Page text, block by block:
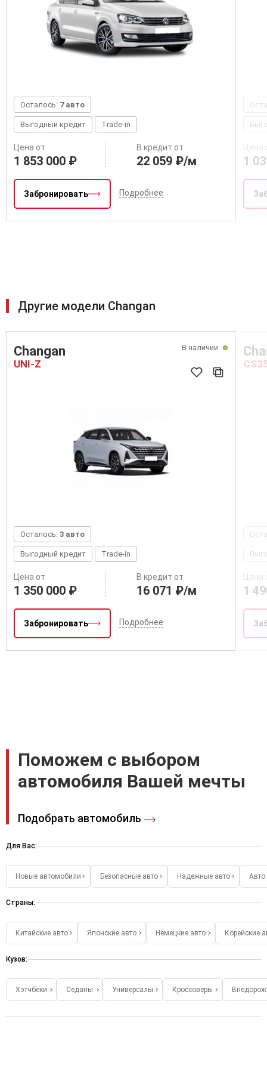
Осталось: 7 авто
Выгодный кредит Trade-in
Цена от
1 853 000 ₽
В кредит от
22 059 ₽/м
Забронировать Подробнее
Цена
1
Другие модели Changan
В наличии
Changan
UNI-Z
Осталось: 3 авто
Выгодный кредит Trade-in
Цена от
1 350 000 ₽
В кредит от
16 071 ₽/м
Забронировать Подробнее
Цена
1
Поможем с выбором
автомобиля Вашей мечты
Подобрать автомобиль
Для Вас:
Новые автомобили Безопасные авто Надежные авто
Страны:
Китайские авто Японские авто Немецкие авто Корейские
Кузов:
Хэтчбеки Седаны Универсалы Кроссоверы